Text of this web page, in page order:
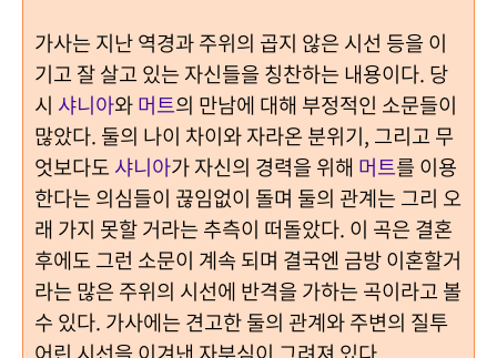
가사는 지난 역경과 주위의 곱지 않은 시선 등을 이
기고 잘 살고 있는 자신들을 칭찬하는 내용이다. 당
시 샤니아와머트의 만남에 대해 부정적인 소문들이
많았다. 둘의 나이 차이와 자라온 분위기, 그리고 무
엇보다도샤니아가 자신의 경력을 위해 머트를 이용
한다는 의심들이 끊임없이 돌며 둘의 관계는 그리 오
래 가지 못할 거라는 추측이 떠돌았다. 이 곡은 결혼
후에도 그런 소문이 계속 되며 결국엔 금방 이혼할거
라는 많은 주위의 시선에 반격을 가하는 곡이라고 볼
수 있다. 가사에는 견고한 둘의 관계와 주변의 질투